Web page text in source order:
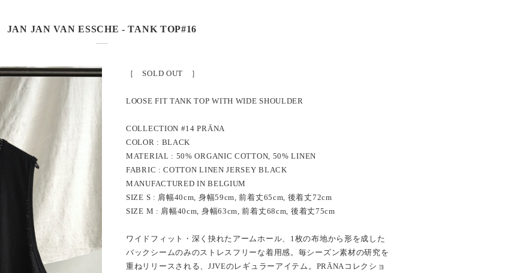
JAN JAN VAN ESSCHE - TANK TOP#16
［ SOLD OUT ］
LOOSE FIT TANK TOP WITH WIDE SHOULDER
COLLECTION #14 PRĀNA
COLOR : BLACK
MATERIAL : 50% ORGANIC COTTON, 50% LINEN
FABRIC : COTTON LINEN JERSEY BLACK
MANUFACTURED IN BELGIUM
SIZE S : 肩幅40cm, 身幅59cm, 前着丈65cm, 後着丈72cm
SIZE M : 肩幅40cm, 身幅63cm, 前着丈68cm, 後着丈75cm
ワイドフィット・深く抉れたアームホール、1枚の布地から形を成した
バックシームのみのストレスフリーな着用感。毎シーズン素材の研究を
重ねリリースされる、JJVEのレギュラーアイテム。PRĀNAコレクショ